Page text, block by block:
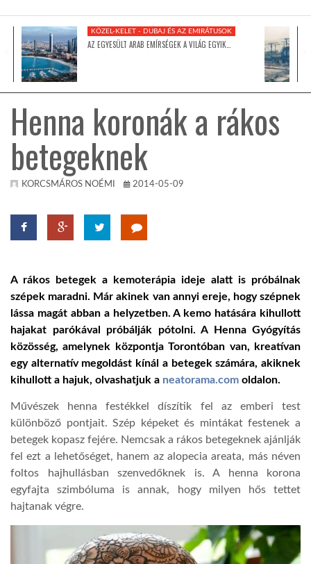
GLOBOTV BP
HÍR3D
TROPICALMAGAZIN
GLOBOTV
A NAP SZÉPE
LINKTR.EE
DOBRAVERO.HU
LATIMO.HU
GLOBOBOOK
KÖZEL-KELET - DUBAJ ÉS AZ EMIRÁTUSOK
AZ EGYESÜLT ARAB EMÍRSÉGEK A VILÁG EGYIK…
Henna koronák a rákos
betegeknek
KORCSMÁROS NOÉMI 2014-05-09
A rákos betegek a kemoterápia ideje alatt is próbálnak
szépek maradni. Már akinek van annyi ereje, hogy szépnek
lássa magát abban a helyzetben. A kemo hatására kihullott
hajakat parókával próbálják pótolni. A Henna Gyógyítás
közösség, amelynek központja Torontóban van, kreatívan
egy alternatív megoldást kínál a betegek számára, akiknek
kihullott a hajuk, olvashatjuk a neatorama.com oldalon.
Művészek henna festékkel díszítik fel az emberi test
különböző pontjait. Szép képeket és mintákat festenek a
betegek kopasz fejére. Nemcsak a rákos betegeknek ajánlják
fel ezt a lehetőséget, hanem az alopecia areata, más néven
foltos hajhullásban szenvedőknek is. A henna korona
egyfajta szimbóluma is annak, hogy milyen hős tettet
hajtanak végre.